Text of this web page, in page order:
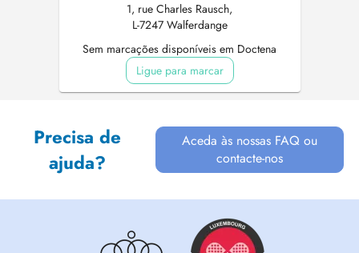
1, rue Charles Rausch,
L-7247 Walferdange
Sem marcações disponíveis em Doctena
Ligue para marcar
Precisa de
ajuda?
Aceda às nossas FAQ ou
contacte-nos